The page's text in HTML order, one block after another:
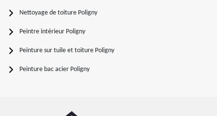
Nettoyage de toiture Poligny
Peintre intérieur Poligny
Peinture sur tuile et toiture Poligny
Peinture bac acier Poligny